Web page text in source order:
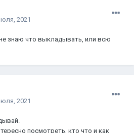
2021
знаю что выкладывать, или всю
2021
посмотреть, кто что и как